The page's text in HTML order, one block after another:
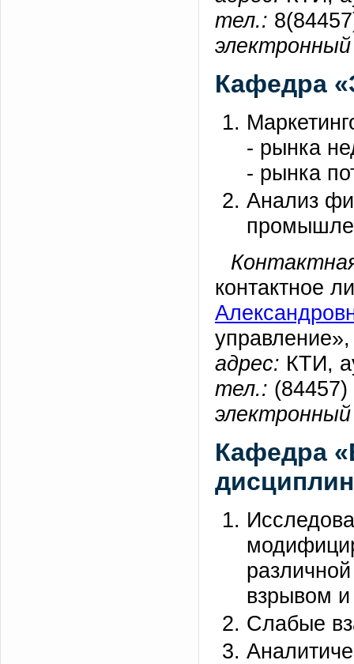
тел.:
Кафедра
- рынка
- рынка
Анализ
контактное
адрес: КТИ,
тел.: (84457)
Кафедра
взрывом и
Слабые